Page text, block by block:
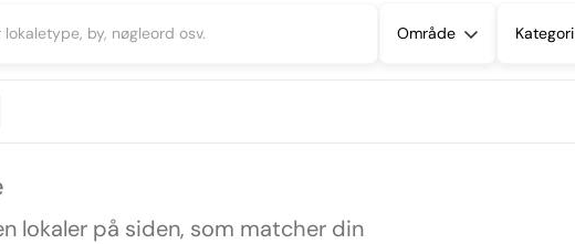
Område Kategori
lokaler på siden, som matcher din